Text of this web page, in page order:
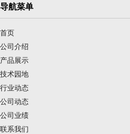
导航菜单
首页
公司介绍
产品展示
技术园地
行业动态
公司动态
公司业绩
联系我们